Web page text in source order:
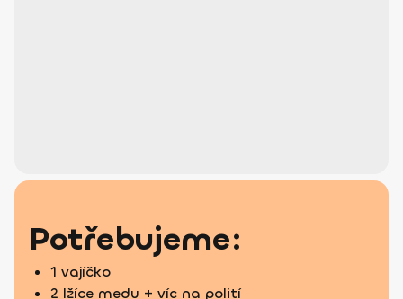
Potřebujeme:
1 vajíčko
2 lžíce medu + víc na polití